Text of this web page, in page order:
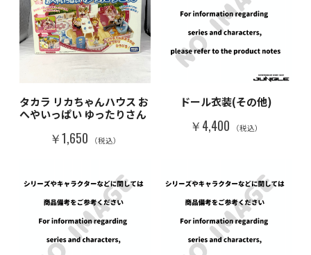
タカラ リカちゃんハウス お
へやいっぱい ゆったりさん
￥1,650 （税込）
ドール衣装(その他)
￥4,400 （税込）